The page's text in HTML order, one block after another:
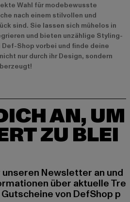
Wahl für modebewusste
nach einem stilvollen und
sind. Sie lassen sich mühelos in
und bieten unzählige Styling-
Shop vorbei und finde deine
nur durch ihr Design, sondern
AN, UM
ZU BLEI
Newsletter an und
über aktuelle Tre
von DefShop p